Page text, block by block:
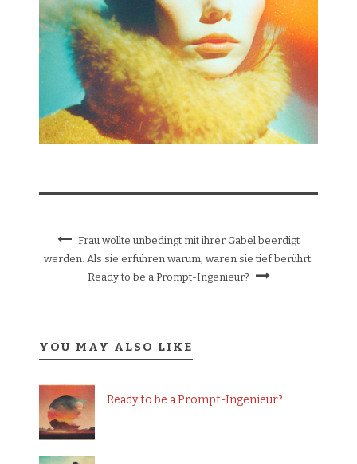
Frau wollte unbedingt mit ihrer Gabel beerdigt
werden. Als sie erfuhren warum, waren sie tief berührt.
Ready to be a Prompt-Ingenieur?
YOU MAY ALSO LIKE
Ready to be a Prompt-Ingenieur?